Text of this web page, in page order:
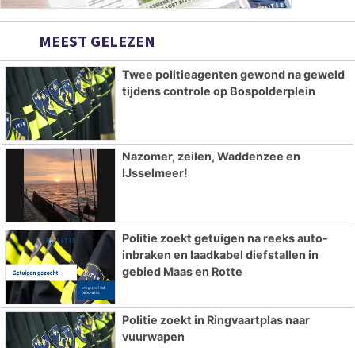
MEEST GELEZEN
Twee politieagenten gewond na geweld
tijdens controle op Bospolderplein
Nazomer, zeilen, Waddenzee en
IJsselmeer!
Politie zoekt getuigen na reeks auto-
inbraken en laadkabel diefstallen in
gebied Maas en Rotte
Politie zoekt in Ringvaartplas naar
vuurwapen